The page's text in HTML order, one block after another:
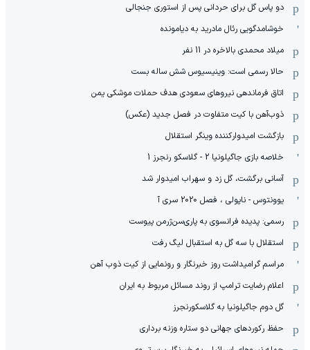
دو پاس گل برای حردانی پس از استوری جنجالی
خوشامدگویی رئال مادرید به دیامونده
میلاد محمدی بالاخره در 11 نفر
حالا رسمی است: وینیسیوس شش ساله بست
اتاق فرماندهی نیروهای سعودی هدف حملات موشکی یمن
ذوب‌آهن با کیت متفاوت در فصل جدید (عکس)
بازگشت امیدوارکننده وینگر استقلال
خلاصه بازی جاگیلونیا 2 - گلاسکو رنجرز 1
آسانی برگشت، گل زد و سهراب امیدوار شد
یوونتوس - ناپولی ، فصل 2020 سری آ
رسمی: پدیده فرانسوی به پاری‌سن‌ژرمن پیوست
استقلال با سه گل به استقبال لیگ رفت
مراسم گرامیداشت روز خبرنگار و رونمایی از کیت ذوب آهن
اعلام رضایت ترامپ از روند مسائل مربوط به ایران
گل دوم جاگیلونیا به گلاسکورنجرز
حفظ رکوردهای جهانی دو ستاره وزنه برداری